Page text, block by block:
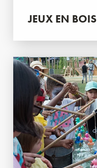
JEUX EN BOIS